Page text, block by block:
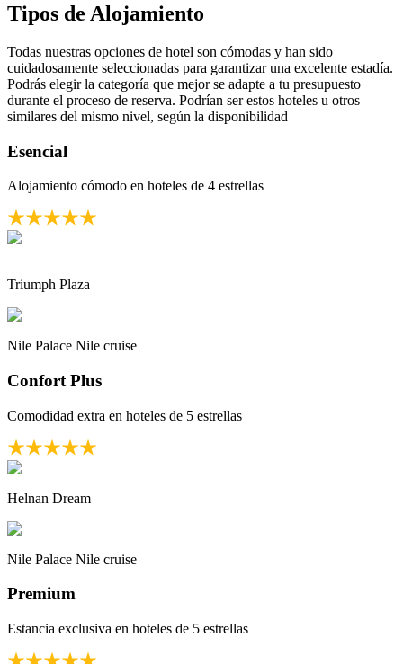
Tipos de Alojamiento
Todas nuestras opciones de hotel son cómodas y han sido
cuidadosamente seleccionadas para garantizar una excelente estadía.
Podrás elegir la categoría que mejor se adapte a tu presupuesto
durante el proceso de reserva. Podrían ser estos hoteles u otros
similares del mismo nivel, según la disponibilidad
Esencial
Alojamiento cómodo en hoteles de 4 estrellas
Triumph Plaza
Nile Palace Nile cruise
Confort Plus
Comodidad extra en hoteles de 5 estrellas
Helnan Dream
Nile Palace Nile cruise
Premium
Estancia exclusiva en hoteles de 5 estrellas